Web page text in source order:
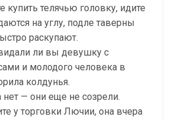
купить телячью головку, идите
на углу, подле таверны
раскупают.
ли вы девушку с
и молодого человека в
колдунья.
— они еще не созрели.
у торговки Лючии, она вчера